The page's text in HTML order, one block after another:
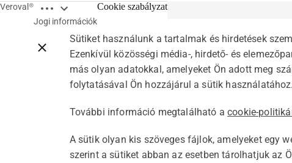
Veroval® Open breadcrumbs
Close breadcrumbs
Jogi információk
Cookie szabályzat
Sütiket használunk a tartalmak és hirdetések
Ezenkívül közösségi média-, hirdető- és
más olyan adatokkal, amelyeket Ön adott meg
folytatásával Ön hozzájárul a sütik használatához.
További információ megtalálható acookie-
A sütik olyan kis szöveges fájlok, amelyeket egy
szerint a sütiket abban az esetben tárolhatjuk az